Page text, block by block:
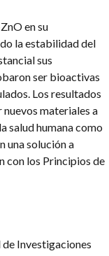
en su
la estabilidad del
sus
ser bioactivas
Los resultados
materiales a
salud humana como
una solución a
con los Principios de
Investigaciones